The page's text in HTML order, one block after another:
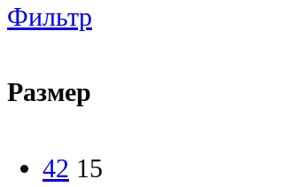
Фильтр
Размер
42 15